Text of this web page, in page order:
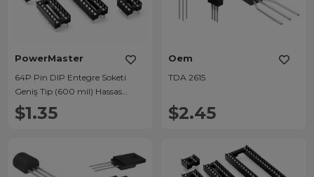
PowerMaster
64P Pin DIP Entegre Soketi
Geniş Tip (600 mil) Hassas
Temaslı Konnektör
$1.35
Oem
TDA 2615
$2.45